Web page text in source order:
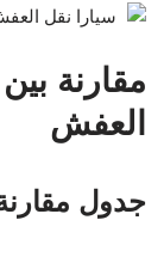
مقارنة
العفش
جدول